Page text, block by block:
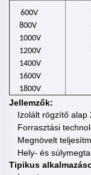
600V
800V
1000V
1200V
1400V
1600V
1800V
Jellemzők:
Izolált rögzítő alap
Forrasztási
Megnövelt
Hely- és
Tipikus